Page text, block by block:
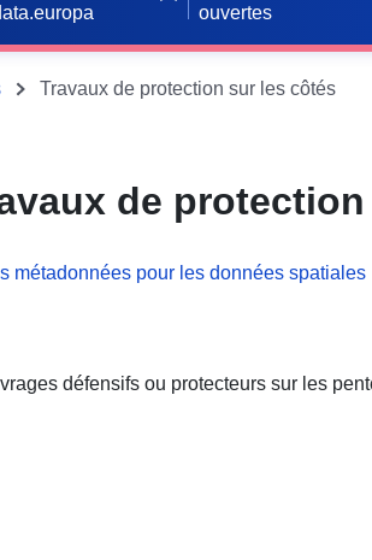
ouvertes
Travaux de protection sur les côtés
de
métadonnées pour les données spatiales
défensifs ou protecteurs sur les